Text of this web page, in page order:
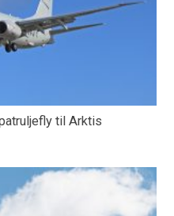
til Arktis